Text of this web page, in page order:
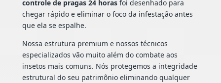
controle de pragas 24 horasfoi desenhado para
chegar rápido e eliminar o foco da infestação antes
que ela se espalhe.
Nossa estrutura premium e nossos técnicos
especializados vão muito além do combate aos
insetos mais comuns. Nós protegemos a integridade
estrutural do seu patrimônio eliminando qualquer